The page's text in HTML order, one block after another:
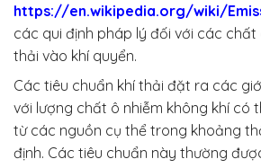
https://en.wikipedia.org/wiki/
các qui định pháp lý đối với các chất
thải vào khí quyển.
Các tiêu chuẩn khí thải đặt ra các
với lượng chất ô nhiễm không khí có
từ các nguồn cụ thể trong khoảng
định. Các tiêu chuẩn này thường